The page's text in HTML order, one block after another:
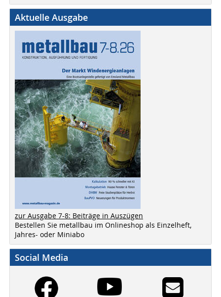
Aktuelle Ausgabe
zur Ausgabe 7-8: Beiträge in Auszügen
Bestellen Sie metallbau im Onlineshop als Einzelheft,
Jahres- oder Miniabo
Social Media